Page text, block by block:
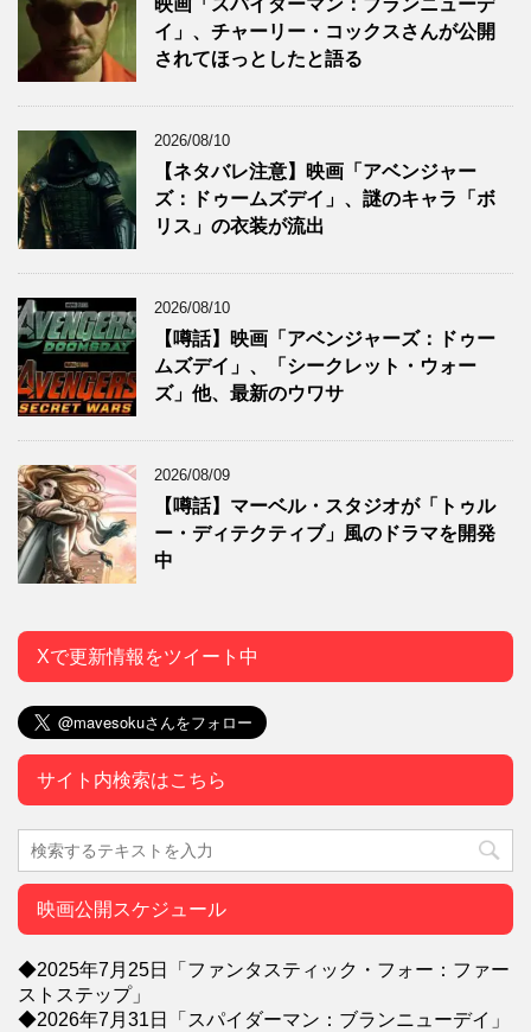
イ」、チャーリー・コックスさんが公開
されてほっとしたと語る
2026/08/10
【ネタバレ注意】映画「アベンジャー
ズ：ドゥームズデイ」、謎のキャラ「ボ
リス」の衣装が流出
2026/08/10
【噂話】映画「アベンジャーズ：ドゥー
ムズデイ」、「シークレット・ウォー
ズ」他、最新のウワサ
2026/08/09
【噂話】マーベル・スタジオが「トゥル
ー・ディテクティブ」風のドラマを開発
中
Xで更新情報をツイート中
サイト内検索はこちら
映画公開スケジュール
◆2025年7月25日「ファンタスティック・フォー：ファー
ストステップ」
◆2026年7月31日「スパイダーマン：ブランニューデイ」